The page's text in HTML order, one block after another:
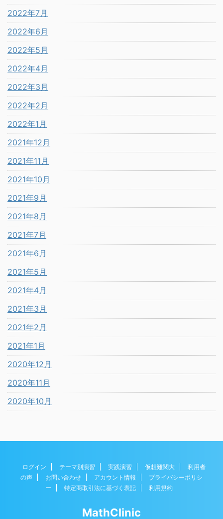
2022年7月
2022年6月
2022年5月
2022年4月
2022年3月
2022年2月
2022年1月
2021年12月
2021年11月
2021年10月
2021年9月
2021年8月
2021年7月
2021年6月
2021年5月
2021年4月
2021年3月
2021年2月
2021年1月
2020年12月
2020年11月
2020年10月
ログイン テーマ別演習 実践演習 仮想難関大
利用者
の声
お問い合わせ アカウント情報
プライバシーポリシ
ー
特定商取引法に基づく表記 利用規約
MathClinic